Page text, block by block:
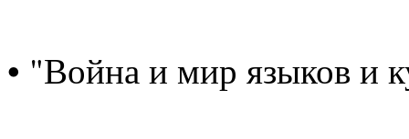
• "Война и мир языков и